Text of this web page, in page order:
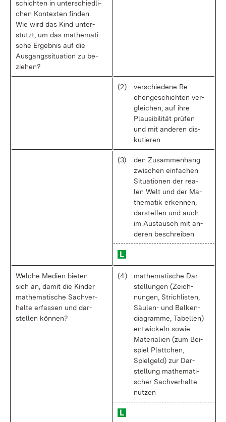
schich­ten in un­ter­schied­li­
chen Kon­tex­ten fin­den.
Wie wird das Kind un­ter­
stützt, um das ma­the­ma­ti­
sche Er­geb­nis auf die
Aus­gangs­si­tua­ti­on zu be­
zie­hen?
(2)
ver­schie­de­ne Re­
chen­ge­schich­ten ver­
glei­chen, auf ih­re
Plau­si­bi­li­tät prü­fen
und mit an­de­ren dis­
ku­tie­ren
(3)
den Zu­sam­men­hang
zwi­schen ein­fa­chen
Si­tua­tio­nen der rea­
len Welt und der Ma­
the­ma­tik er­ken­nen,
dar­stel­len und auch
im Aus­tausch mit an­
de­ren be­schrei­ben
Wel­che Me­di­en bie­ten
sich an, da­mit die Kin­der
ma­the­ma­ti­sche Sach­ver­
hal­te er­fas­sen und dar­
stel­len kön­nen?
(4)
ma­the­ma­ti­sche Dar­
stel­lun­gen (Zeich­
nun­gen, Strich­lis­ten,
Säu­len- und Bal­ken­
dia­gram­me, Ta­bel­len)
ent­wi­ckeln so­wie
Ma­te­ria­li­en (zum Bei­
spiel Plätt­chen,
Spiel­geld) zur Dar­
stel­lung ma­the­ma­ti­
scher Sach­ver­hal­te
nut­zen